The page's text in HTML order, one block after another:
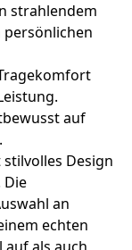
strahlendem
persönlichen
auf
stilvolles Design
an
echten